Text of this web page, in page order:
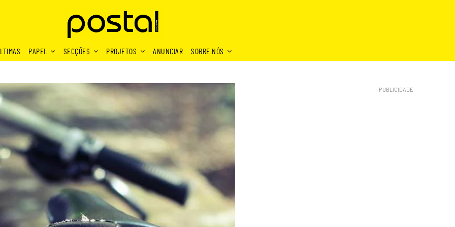
PAPEL SECÇÕES PROJETOS ANUNCIAR SOBRE NÓS